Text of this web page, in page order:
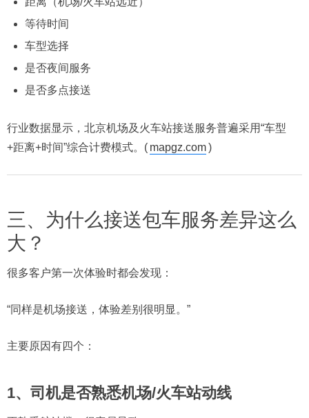
等待时间
车型选择
是否夜间服务
是否多点接送
行业数据显示，北京机场及火车站接送服务普遍采用“车型
+距离+时间”综合计费模式。( mapgz.com)
三、为什么接送包车服务差异这么
大？
很多客户第一次体验时都会发现：
“同样是机场接送，体验差别很明显。”
主要原因有四个：
1、司机是否熟悉机场/火车站动线